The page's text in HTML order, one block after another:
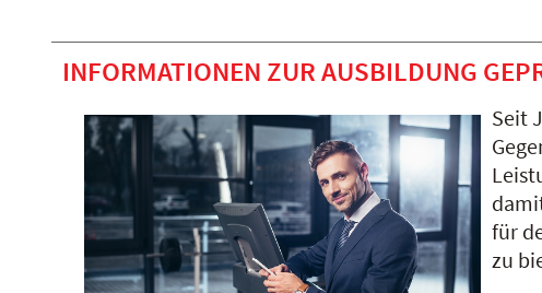
INFORMATIONEN ZUR AUSBILDUNG
Seit
für
zu